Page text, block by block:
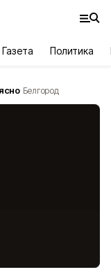
Газета Политика
ясно Белгород